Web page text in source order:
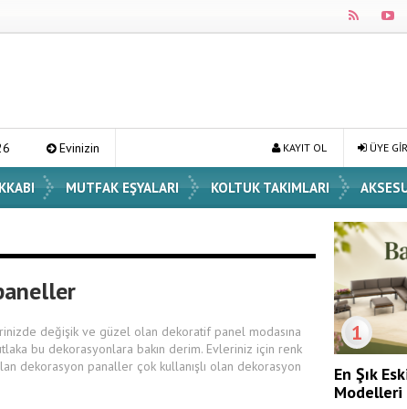
Atmosferini Değiştirecek En Şık Vazo Modelleri ve DekorasyonÜYE
KAYIT OL
MUTFAK EŞYALARI KOLTUK TAKIMLARI
değişik ve güzel olan dekoratif panel modasına
bu dekorasyonlara bakın derim. Evleriniz için renk
dekorasyon panaller çok kullanışlı olan dekorasyon
1
En Şık